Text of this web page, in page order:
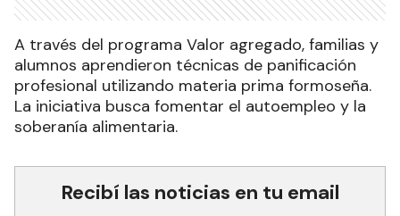
A través del programa Valor agregado, familias y
alumnos aprendieron técnicas de panificación
profesional utilizando materia prima formoseña.
La iniciativa busca fomentar el autoempleo y la
soberanía alimentaria.
Recibí las noticias en tu email